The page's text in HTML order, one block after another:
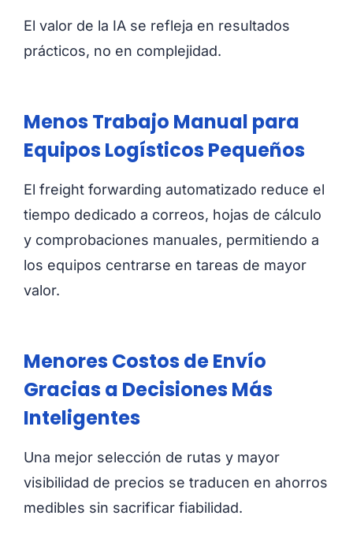
El valor de la IA se refleja en resultados
prácticos, no en complejidad.
Menos Trabajo Manual para
Equipos Logísticos Pequeños
El freight forwarding automatizado reduce el
tiempo dedicado a correos, hojas de cálculo
y comprobaciones manuales, permitiendo a
los equipos centrarse en tareas de mayor
valor.
Menores Costos de Envío
Gracias a Decisiones Más
Inteligentes
Una mejor selección de rutas y mayor
visibilidad de precios se traducen en ahorros
medibles sin sacrificar fiabilidad.